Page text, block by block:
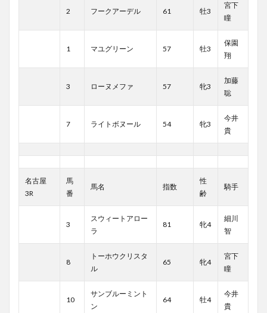
2 フークアーデル 61 牡3
宮下
瞳
1 マユグリーン 57 牡3
保園
翔
3 ローヌメファ 57 牝3
加藤
聡
7 ライトボヌール 54 牝3
今井
貴
名古屋
3R
馬
番
馬名 指数
性
齢
騎手
3
スウィートアロー
ラ
81 牝4
細川
智
8
トーホウクリスタ
ル
65 牝4
宮下
瞳
10
サンブルーミント
ン
64 牡4
今井
貴